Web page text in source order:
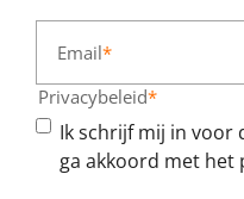
Email*
Privacybeleid*
Ik schrijf mij in voor
ga akkoord met het